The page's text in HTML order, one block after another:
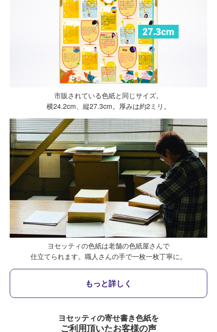
市販されている色紙と同じサイズ。
横24.2cm、縦27.3cm。厚みは約2ミリ。
ヨセッティの色紙は老舗の色紙屋さんで
仕立てられます。 職人さんの手で一枚一枚丁寧に。
もっと詳しく
ヨセッティの寄せ書き色紙を
ご利用頂いたお客様の声